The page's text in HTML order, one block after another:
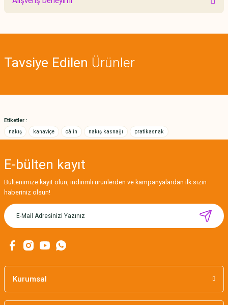
yetersiz gördüğünüz noktaları öneri formunu kullanarak tarafımıza
Ürün açıklamasında eksik bilgiler bulunuyor.
Tavsiye Edilen Ürünler
Etiketler :
nakış
kanaviçe câlin nakış kasnağı pratikasnak
E-bülten kayıt
Bültenimize kayıt olun, indirimli ürünlerden ve kampanyalardan ilk sizin
haberiniz olsun!
Kurumsal